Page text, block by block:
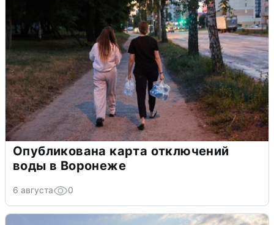
Опубликована карта отключений
воды в Воронеже
6 августа 0